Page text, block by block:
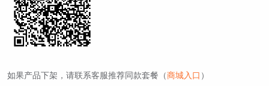
如果产品下架，请联系客服推荐同款套餐（商城入口 ）